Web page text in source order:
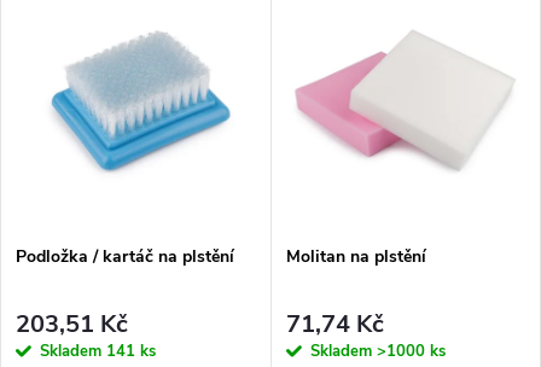
Podložka / kartáč na plstění
203,51 Kč
Skladem 141 ks
Molitan na plstění
71,74 Kč
Skladem >1000 ks